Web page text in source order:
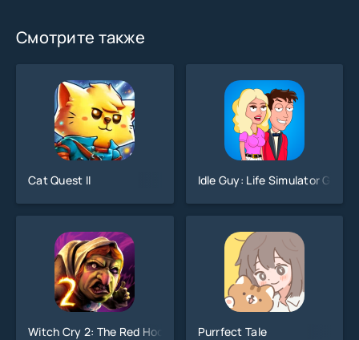
Смотрите также
Cat Quest II Idle Guy: Life Simulator Games
Witch Cry 2: The Red Hood Purrfect Tale